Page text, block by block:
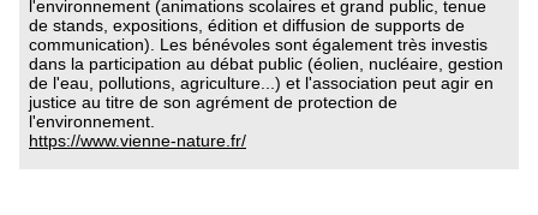
l'environnement (animations scolaires et grand public, tenue
de stands, expositions, édition et diffusion de supports de
communication). Les bénévoles sont également très investis
dans la participation au débat public (éolien, nucléaire, gestion
de l'eau, pollutions, agriculture...) et l'association peut agir en
justice au titre de son agrément de protection de
l'environnement.
https://www.vienne-nature.fr/